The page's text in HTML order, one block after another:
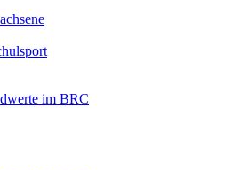
im BRC